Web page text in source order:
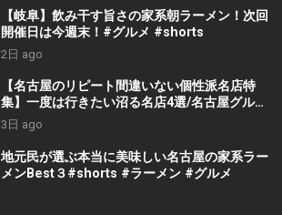
【岐阜】飲み干す旨さの家系朝ラーメン！次回
開催日は今週末！#グルメ #shorts
2日 ago
【名古屋のリピート間違いない個性派名店特
集】一度は行きたい沼る名店4選/名古屋グルメ/
名古屋ランチ/名古屋ラーメン/Eating and
drinking in Nagoya, Japan
3日 ago
地元民が選ぶ本当に美味しい名古屋の家系ラー
メンBest３#shorts #ラーメン #グルメ